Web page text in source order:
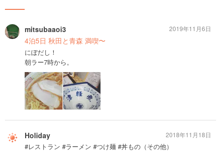
mitsubaaoi3
4泊5日 秋田と青森 満喫〜
にぼだし！
朝ラー7時から。
2019年11月6日
Holiday
#レストラン #ラーメン #つけ麺 #丼もの（その他）
2018年11月18日